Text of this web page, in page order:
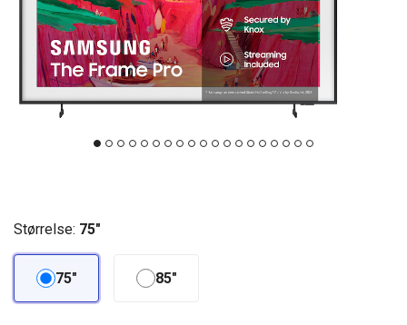
Størrelse: 75"
75" 85"